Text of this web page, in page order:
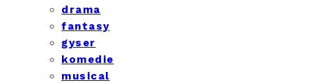
drama
fantasy
gyser
komedie
musical